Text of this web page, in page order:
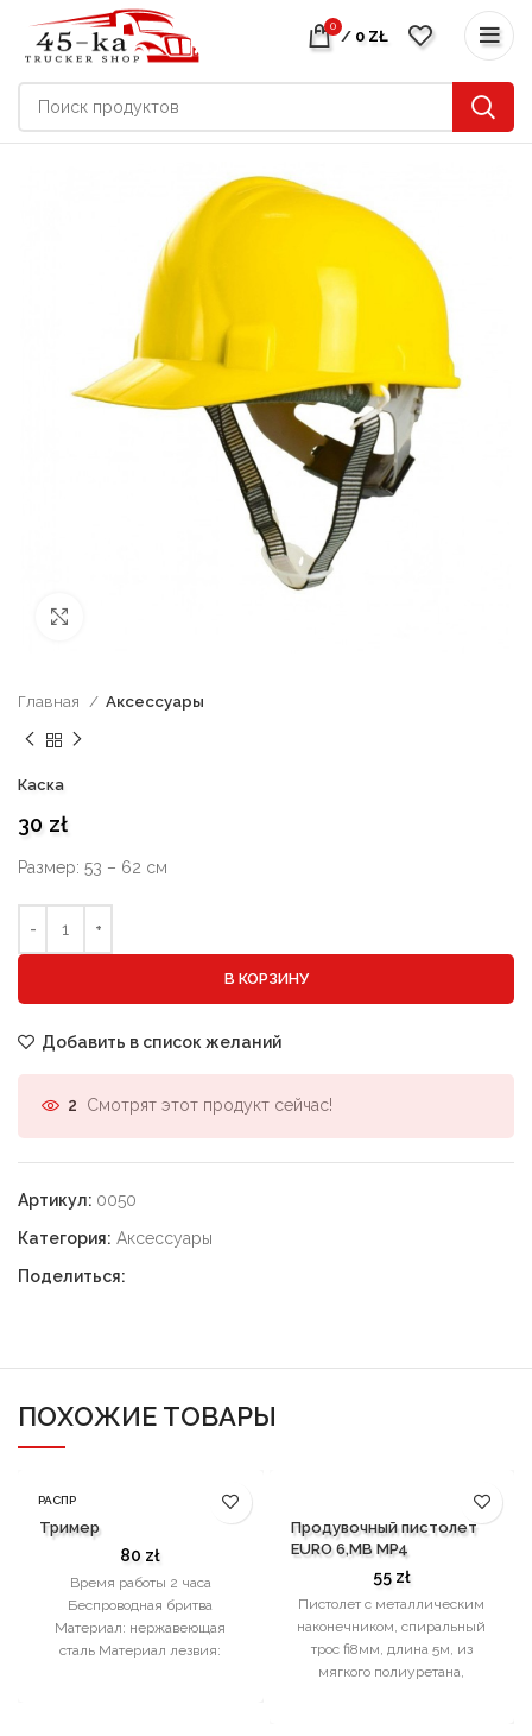
0
/ 0 ZŁ
Главная Аксессуары
Каска
30 zł
Размер: 53 – 62 см
В КОРЗИНУ
Добавить в список желаний
2 Смотрят этот продукт сейчас!
Артикул: 0050
Категория: Аксессуары
Поделиться:
ПОХОЖИЕ ТОВАРЫ
РАСПР
НЫЙ
Тример
80 zł
Время работы 2 часа
Беспроводная бритва
Материал: нержавеющая
сталь Материал лезвия:
Продувочный пистолет
EURO 6,MB MP4
55 zł
Пистолет с металлическим
наконечником, спиральный
трос fi8мм, длина 5м, из
мягкого полиуретана,